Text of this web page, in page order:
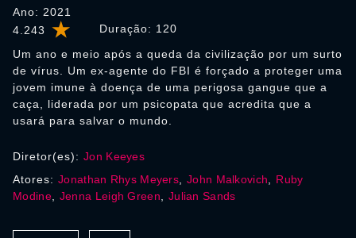
4.243 Duração: 120
Ano: 2021
Um ano e meio após a queda da civilização por um surto
de vírus. Um ex-agente do FBI é forçado a proteger uma
jovem imune à doença de uma perigosa gangue que a
caça, liderada por um psicopata que acredita que a
usará para salvar o mundo.
Diretor(es): Jon Keeyes
Atores: Jonathan Rhys Meyers John Malkovich
Ruby
Modine, Jenna Leigh Green Julian Sands